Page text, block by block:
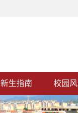
新生指南 校园